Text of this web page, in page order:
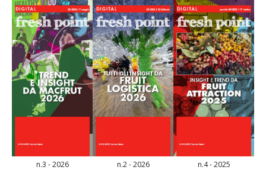
n.3 - 2026 n.2 - 2026 n.4 - 2025